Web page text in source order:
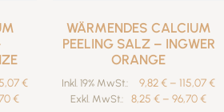
€
€
WÄRMENDES CALCIUM
PEELING SALZ – INGWER
ORANGE
Inkl. 19% MwSt.: 9,82€ – 115,07€
Exkl. MwSt.: 8,25 € – 96,70€